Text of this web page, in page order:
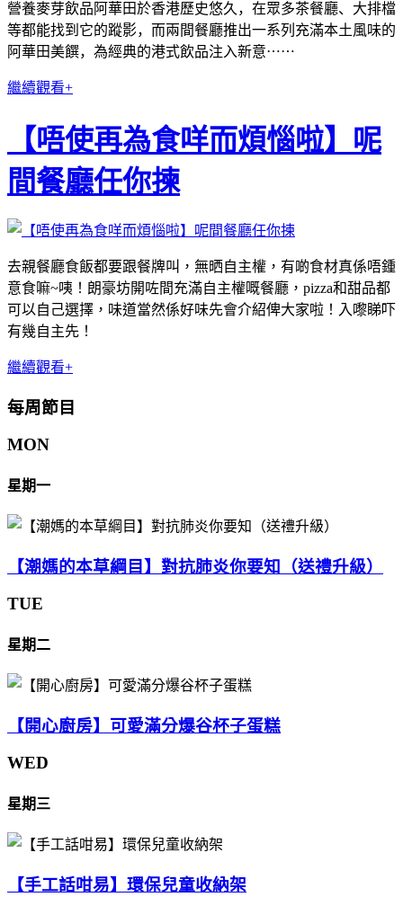
營養麥芽飲品阿華田於香港歷史悠久，在眾多茶餐廳、大排檔
等都能找到它的蹤影，而兩間餐廳推出一系列充滿本土風味的
阿華田美饌，為經典的港式飲品注入新意⋯⋯
繼續觀看+
【唔使再為食咩而煩惱啦】呢
間餐廳任你揀
去親餐廳食飯都要跟餐牌叫，無晒自主權，有啲食材真係唔鍾
意食嘛~咦！朗豪坊開咗間充滿自主權嘅餐廳，pizza和甜品都
可以自己選擇，味道當然係好味先會介紹俾大家啦！入嚟睇吓
有幾自主先！
繼續觀看+
每周節目
MON
星期一
【潮媽的本草綱目】對抗肺炎你要知（送禮升級）
TUE
星期二
【開心廚房】可愛滿分爆谷杯子蛋糕
WED
星期三
【手工話咁易】環保兒童收納架